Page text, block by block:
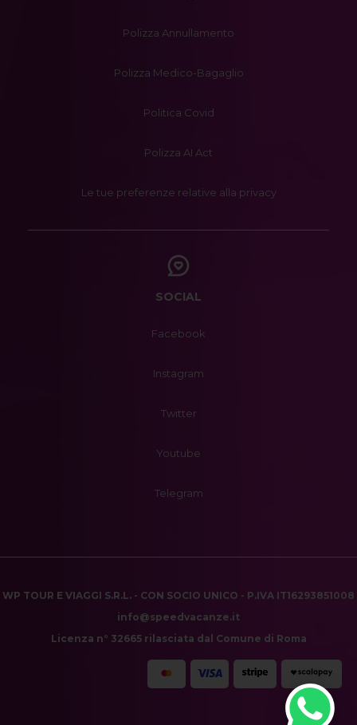
Polizza Annullamento
Polizza Medico-Bagaglio
Politica Covid
Polizza AI Act
Le tue preferenze relative alla privacy
SOCIAL
Facebook
Instagram
Twitter
Youtube
Telegram
WP TOUR E VIAGGI S.R.L. - CON SOCIO UNICO - P.IVA IT16293851008
info@speedvacanze.it
Licenza n° 32665 rilasciata dal Comune di Roma